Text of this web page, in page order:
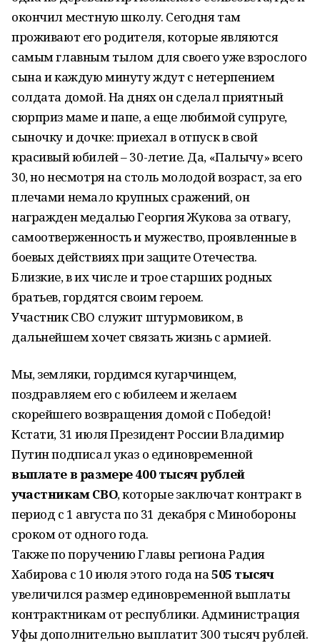
окончил местную школу. Сегодня там
проживают его родителя, которые являются
самым главным тылом для своего уже взрослого
сына и каждую минуту ждут с нетерпением
солдата домой. На днях он сделал приятный
сюрприз маме и папе, а еще любимой супруге,
сыночку и дочке: приехал в отпуск в свой
красивый юбилей – 30-летие. Да, «Палычу» всего
30, но несмотря на столь молодой возраст, за его
плечами немало крупных сражений, он
награжден медалью Георгия Жукова за отвагу,
самоотверженность и мужество, проявленные в
боевых действиях при защите Отечества.
Близкие, в их числе и трое старших родных
братьев, гордятся своим героем.
Участник СВО служит штурмовиком, в
дальнейшем хочет связать жизнь с армией.
Мы, земляки, гордимся кугарчинцем,
поздравляем его с юбилеем и желаем
скорейшего возвращения домой с Победой!
Кстати, 31 июля Президент России Владимир
Путин подписал указ о единовременной
выплате в размере 400 тысяч рублей
участникам СВО, которые заключат контракт в
период с 1 августа по 31 декабря с Минобороны
сроком от одного года.
Также по поручению Главы региона Радия
Хабирова с 10 июля этого года на505 тысяч
увеличился размер единовременной выплаты
контрактникам от республики. Администрация
Уфы дополнительно выплатит 300 тысяч рублей.